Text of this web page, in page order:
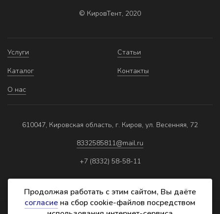
© КировТент, 2020
Услуги
Каталог
О нас
Статьи
Контакты
610047, Кировская область, г. Киров, ул. Весенняя, 72
8332585811@mail.ru
+7 (8332) 58-58-11
Продолжая работать с этим сайтом, Вы даёте
согласие на сбор cookie-файлов посредством